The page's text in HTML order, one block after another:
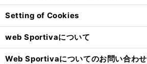
Setting of Cookies
web Sportivaについて
Web Sportivaについてのお問い合わせ